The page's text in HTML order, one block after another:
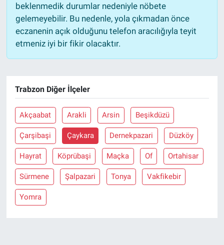
beklenmedik durumlar nedeniyle nöbete
gelemeyebilir. Bu nedenle, yola çıkmadan önce
eczanenin açık olduğunu telefon aracılığıyla teyit
etmeniz iyi bir fikir olacaktır.
Trabzon Diğer İlçeler
Akçaabat Arakli Arsin Beşikdüzü
Çarşibaşi Çaykara Dernekpazari Düzköy
Hayrat Köprübaşi Maçka Of Ortahisar
Sürmene Şalpazari Tonya Vakfikebir
Yomra